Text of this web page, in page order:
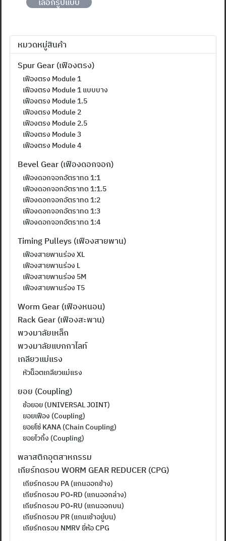
ค้นหา
สำหรับ:
เลือกรูปแบบ
multiple
The
may
page
หมวดหมู่สินค้า
Spur Gear (เฟืองตรง)
เฟืองตรง Module 1
เฟืองตรง Module 1 แบบบาง
เฟืองตรง Module 1.5
เฟืองตรง Module 2
เฟืองตรง Module 2.5
เฟืองตรง Module 3
เฟืองตรง Module 4
Bevel Gear (เฟืองดอกจอก)
เฟืองดอกจอกอัตราทด 1:1
เฟืองดอกจอกอัตราทด 1:1.5
เฟืองดอกจอกอัตราทด 1:2
เฟืองดอกจอกอัตราทด 1:3
เฟืองดอกจอกอัตราทด 1:4
Timing Pulleys (เฟืองสายพาน)
เฟืองสายพานร่อง XL
เฟืองสายพานร่อง L
เฟืองสายพานร่อง 5M
เฟืองสายพานร่อง T5
Worm Gear (เฟืองหนอน)
Rack Gear (เฟืองสะพาน)
พวงมาลัยเหล็ก
พวงมาลัยแบกกาไลท์
เกลียวแม่แรง
หัวน็อตเกลียวแม่แรง
ยอย (Coupling)
ข้อยอย (UNIVERSAL JOINT)
ยอยเฟือง (Coupling)
ยอยโซ่ KANA (Chain Coupling)
ยอยไวกิ้ง (Coupling)
พลาสติกอุตสาหกรรม
เกียร์ทดรอบ WORM GEAR REDUCER (CPG)
เกียร์ทดรอบ PA (แกนออกข้าง)
เกียร์ทดรอบ PO-RD (แกนออกล่าง)
เกียร์ทดรอบ PO-RU (แกนออกบน)
เกียร์ทดรอบ PR (แกนเข้าอยู่บน)
เกียร์ทดรอบ NMRV ยี่ห้อ CPG